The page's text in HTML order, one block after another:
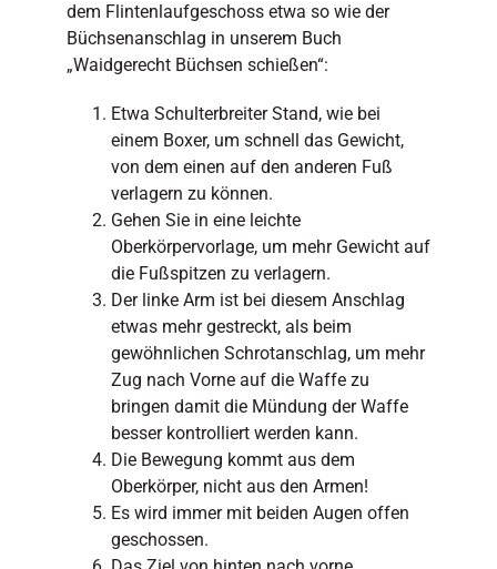
dem Flintenlaufgeschoss etwa so wie der
Büchsenanschlag in unserem Buch
„Waidgerecht Büchsen schießen“:
Etwa Schulterbreiter Stand, wie bei
einem Boxer, um schnell das Gewicht,
von dem einen auf den anderen Fuß
verlagern zu können.
Gehen Sie in eine leichte
Oberkörpervorlage, um mehr Gewicht auf
die Fußspitzen zu verlagern.
Der linke Arm ist bei diesem Anschlag
etwas mehr gestreckt, als beim
gewöhnlichen Schrotanschlag, um mehr
Zug nach Vorne auf die Waffe zu
bringen damit die Mündung der Waffe
besser kontrolliert werden kann.
Die Bewegung kommt aus dem
Oberkörper, nicht aus den Armen!
Es wird immer mit beiden Augen offen
geschossen.